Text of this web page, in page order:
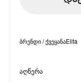
ბრენდი / ქვეყანაElita
აღწერა